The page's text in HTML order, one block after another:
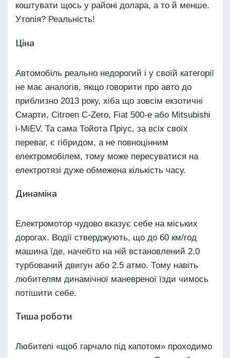
коштувати щось у районі долара, а то й менше.
Утопія? Реальність!
Ціна
Автомобіль реально недорогий і у своїй категорії
не має аналогів, якщо говорити про авто до
приблизно 2013 року, хіба що зовсім екзотичні
Смарти, Citroen C-Zero, Fiat 500-e або Mitsubishi
i-MiEV. Та сама Тойота Пріус, за всіх своїх
переваг, є гібридом, а не повноцінним
електромобілем, тому може пересуватися на
електротязі дуже обмежена кількість часу.
Динаміка
Електромотор чудово вказує себе на міських
дорогах. Водії стверджують, що до 60 км/год
машина їде, начебто на ній встановлений 2.0
турбований двигун або 2.5 атмо. Тому навіть
любителям динамічної маневреної їзди чимось
потішити себе.
Тиша роботи
Любителі «щоб гарчало під капотом» проходимо